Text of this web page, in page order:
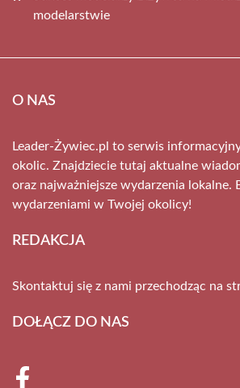
modelarstwie
O NAS
Leader-Żywiec.pl to serwis
okolic. Znajdziecie tutaj aktualne
oraz najważniejsze wydarzenia lokalne.
wydarzeniami w Twojej okolicy!
REDAKCJA
Skontaktuj się z nami przechodząc na
DOŁĄCZ DO NAS